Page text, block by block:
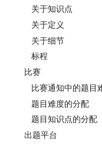
关于知识点
关于定义
关于细节
标程
比赛
比赛通知中的题目
题目难度的分配
题目知识点的分配
出题平台